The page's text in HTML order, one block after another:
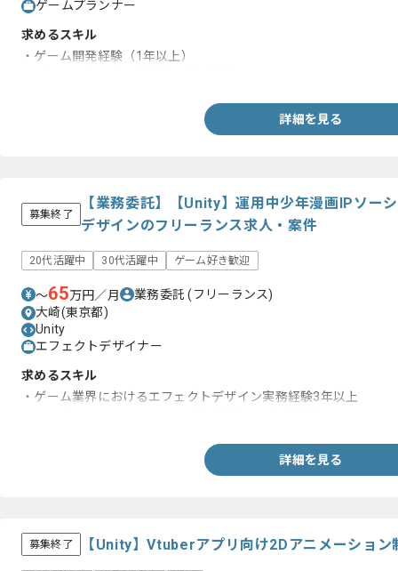
ゲームプランナー
求めるスキル
・ゲーム開発経験（1年以上）
詳細を見る
募集終了
【業務委託】【Unity】運用中少年漫画IPソー
デザインのフリーランス求人・案件
20代活躍中 30代活躍中 ゲーム好き歓迎
〜65万円／月 業務委託(フリーランス)
大崎(東京都)
Unity
エフェクトデザイナー
求めるスキル
・ゲーム業界におけるエフェクトデザイン実務経験3年以上
詳細を見る
募集終了 【Unity】Vtuberアプリ向け2Dアニメーション